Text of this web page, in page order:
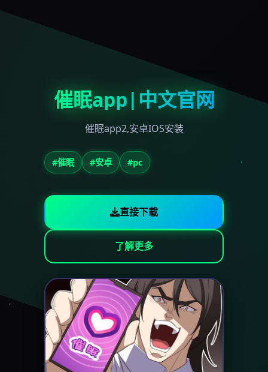
催眠app|中文官网
催眠app2,安卓IOS安装
#催眠 #安卓 #pc
直接下载
了解更多